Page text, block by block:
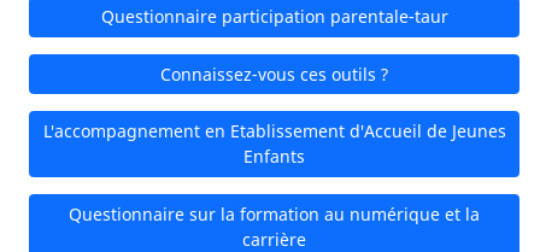
Questionnaire participation parentale-taur
Connaissez-vous ces outils ?
L'accompagnement en Etablissement d'Accueil de Jeunes
Enfants
Questionnaire sur la formation au numérique et la
carrière